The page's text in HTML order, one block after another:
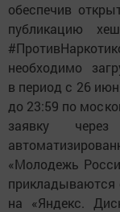
обеспечив
публикацию
необходимо
в период с 26
до 23:59 по
заявку через
«Молодежь
прикладываются
на «Яндекс.